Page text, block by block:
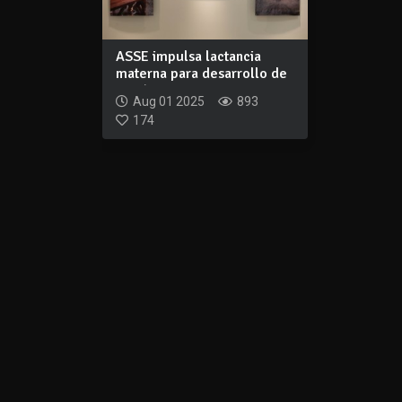
ASSE impulsa lactancia
materna para desarrollo de
recién nac...
Aug 01 2025
893
174